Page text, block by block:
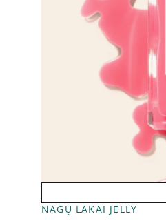
NAGŲ LAKAI JELLY